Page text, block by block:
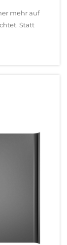
mehr auf
Statt
suchen
die